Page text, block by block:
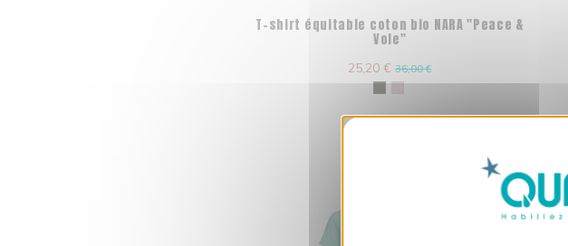
T-shirt équitable coton bio NARA "Peace &
Vole"
25,20 €36,00 €